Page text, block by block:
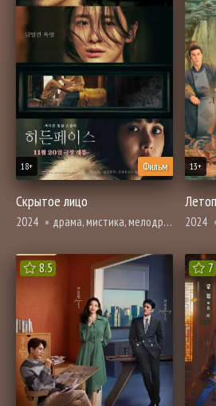
Фильм
18+
Скрытое лицо
2024 драма, мистика, мелодрама, расследование, романтика, триллер
13+
2024
8.5 7